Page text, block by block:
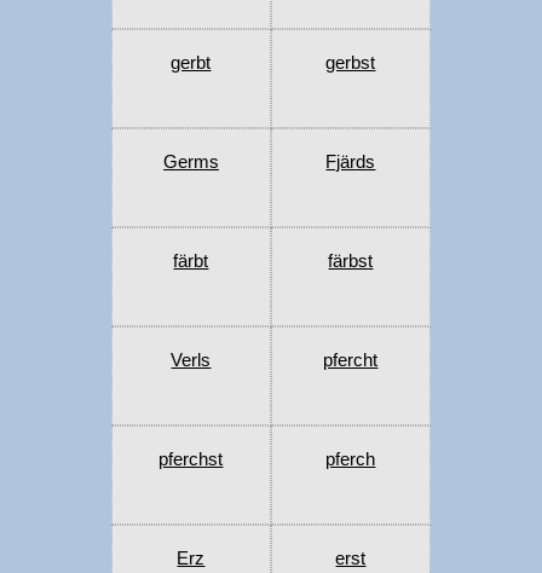
gerbt gerbst
Germs Fjärds
färbt färbst
Verls pfercht
pferchst pferch
Erz erst